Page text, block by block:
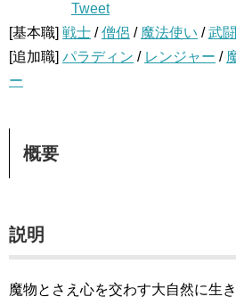
Tweet
[基本職] 戦士 /僧侶 / 魔法使い /武
[追加職] パラディン / レンジャー /
ー
概要
説明
魔物とさえ心を交わす大自然に生